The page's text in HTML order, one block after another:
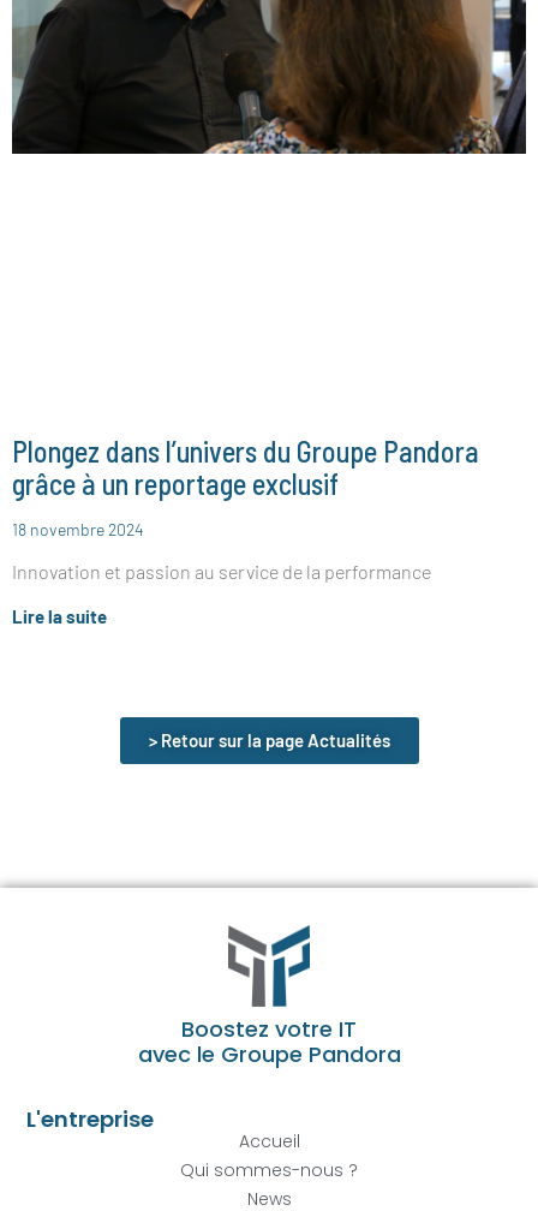
Plongez dans l’univers du Groupe Pandora
grâce à un reportage exclusif
18 novembre 2024
Innovation et passion au service de la performance
Lire la suite
> Retour sur la page Actualités
Boostez votre IT
avec le Groupe Pandora
L'entreprise
Accueil
Qui sommes-nous ?
News